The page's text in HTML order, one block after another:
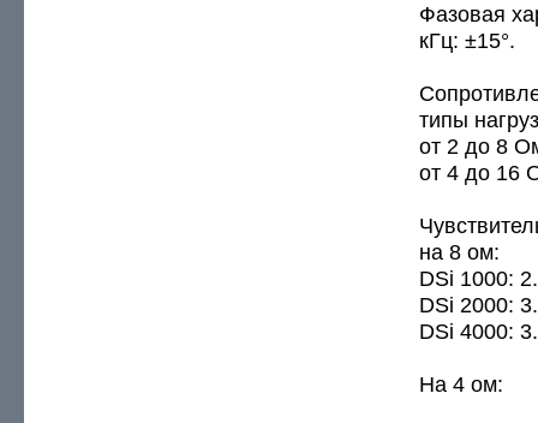
Фазовая
кГц: ±15°.
типы
от 2 до 8
от 4 до 16
на 8 ом:
DSi 1000:
DSi 2000:
DSi 4000:
На 4 ом: